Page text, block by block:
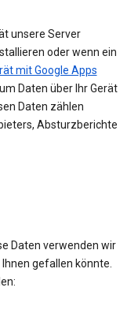
unsere Server
oder wenn ein
mit Google Apps
Daten über Ihr Gerät
Daten zählen
Absturzberichte
Daten verwenden wir
gefallen könnte.